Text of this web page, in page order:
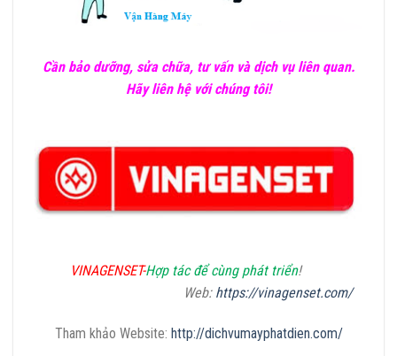
Cần bảo dưỡng, sửa chữa, tư vấn và dịch vụ liên quan.
Hãy liên hệ với chúng tôi!
VINAGENSET-Hợp tác để cùng phát triển!
Web: https://vinagenset.com/
Tham khảo Website: http://dichvumayphatdien.com/